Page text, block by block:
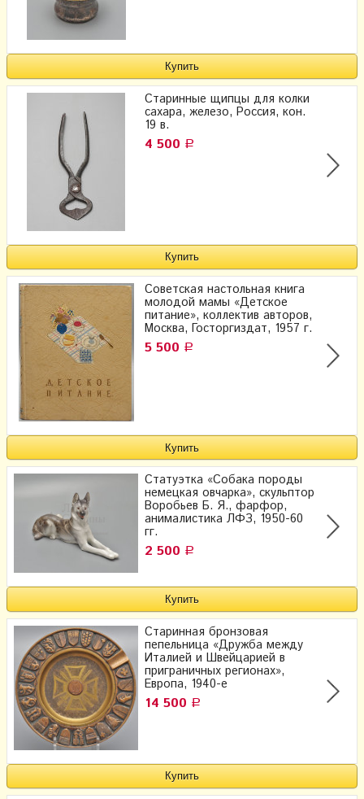
Старинные щипцы для колки
сахара, железо, Россия, кон.
19 в.
4 500 Р
Советская настольная книга
молодой мамы «Детское
питание», коллектив авторов,
Москва, Госторгиздат, 1957 г.
5 500 Р
Статуэтка «Собака породы
немецкая овчарка», скульптор
Воробьев Б. Я., фарфор,
анималистика ЛФЗ, 1950-60
гг.
2 500 Р
Старинная бронзовая
пепельница «Дружба между
Италией и Швейцарией в
приграничных регионах»,
Европа, 1940-е
14 500 Р